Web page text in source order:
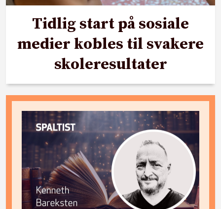
Tidlig start på sosiale
medier kobles til svakere
skoleresultater